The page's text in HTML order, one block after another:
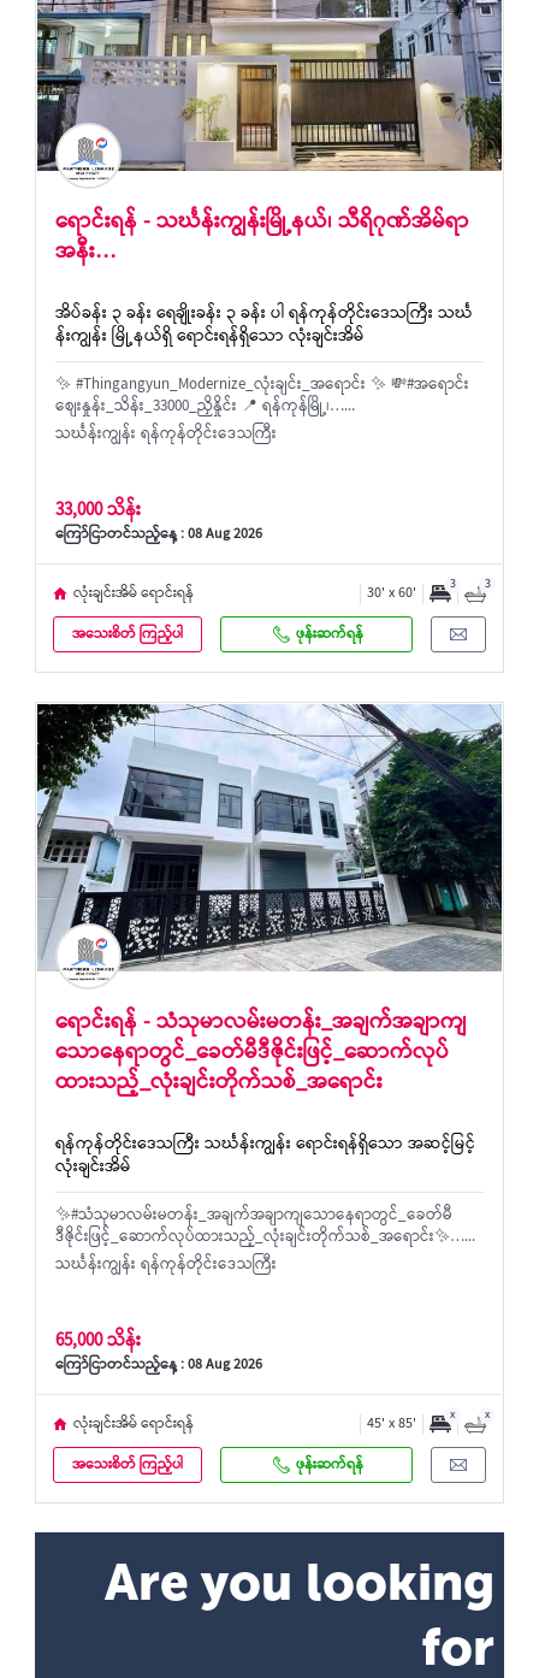
ရောင်းရန် - သင်္ဃန်းကျွန်းမြို့နယ်၊ သီရိဂုဏ်အိမ်ရာ
အနီး…
အိပ်ခန်း ၃ ခန်း ရေချိုးခန်း ၃ ခန်း ပါ ရန်ကုန်တိုင်းဒေသကြီး သင်္ဃ
န်းကျွန်း မြို့နယ်ရှိ ရောင်းရန်ရှိသော လုံးချင်းအိမ်
✨ #Thingangyun_Modernize_လုံးချင်း_အရောင်း ✨ 💸#အရောင်း
စျေးနှုန်း_သိန်း_33000_ညှိနှိုင်း 📍 ရန်ကုန်မြို့၊…...
သင်္ဃန်းကျွန်း ရန်ကုန်တိုင်းဒေသကြီး
33,000 သိန်း
ကြော်ငြာတင်သည့်နေ့ : 08 Aug 2026
လုံးချင်းအိမ် ရောင်းရန် 30' x 60' 3 3
အသေးစိတ် ကြည့်ပါ ဖုန်းဆက်ရန်
ရောင်းရန် - သံသုမာလမ်းမတန်း_အချက်အချာကျ
သောနေရာတွင်_ခေတ်မီဒီဇိုင်းဖြင့်_ဆောက်လုပ်
ထားသည့်_လုံးချင်းတိုက်သစ်_အရောင်း
ရန်ကုန်တိုင်းဒေသကြီး သင်္ဃန်းကျွန်း ရောင်းရန်ရှိသော အဆင့်မြင့်
လုံးချင်းအိမ်
✨#သံသုမာလမ်းမတန်း_အချက်အချာကျသောနေရာတွင်_ခေတ်မီ
ဒီဇိုင်းဖြင့်_ဆောက်လုပ်ထားသည့်_လုံးချင်းတိုက်သစ်_အရောင်း✨…...
သင်္ဃန်းကျွန်း ရန်ကုန်တိုင်းဒေသကြီး
65,000 သိန်း
ကြော်ငြာတင်သည့်နေ့ : 08 Aug 2026
လုံးချင်းအိမ် ရောင်းရန် 45' x 85' x x
အသေးစိတ် ကြည့်ပါ ဖုန်းဆက်ရန်
Are you looking
for